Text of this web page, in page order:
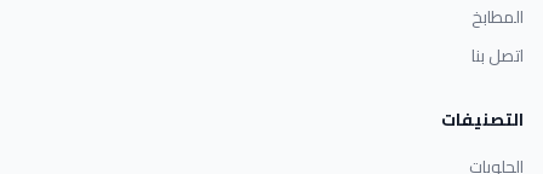
المطابخ
اتصل بنا
التصنيفات
الحلويات